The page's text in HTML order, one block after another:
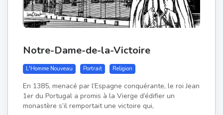
Notre-Dame-de-la-Victoire
L'Homme Nouveau Portrait Religion
En 1385, menacé par l’Espagne conquérante, le roi Jean
1er du Portugal a promis à la Vierge d’édifier un
monastère s’il remportait une victoire qui,